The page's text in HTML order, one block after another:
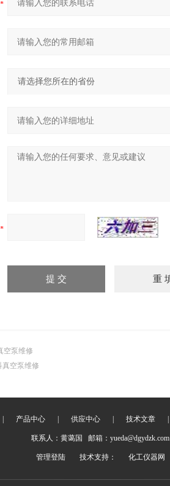
空泵维修
真空泵维修
产品中心 供应中心 技术文章
联系人：黄蔼国 邮箱：yueda@dgydzk.com
管理登陆 技术支持： 化工仪器网